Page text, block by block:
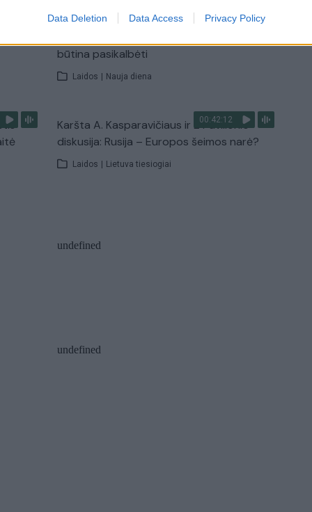
Data Deletion Data Access Privacy Policy
00:15:25
Ruošiantis naujiems mokslo metams –
būtina pasikalbėti
Laidos | Nauja diena
00:42:12
Karšta A. Kasparavičiaus ir Ž Pavilionio
diskusija: Rusija – Europos šeimos narė?
Laidos | Lietuva tiesiogiai